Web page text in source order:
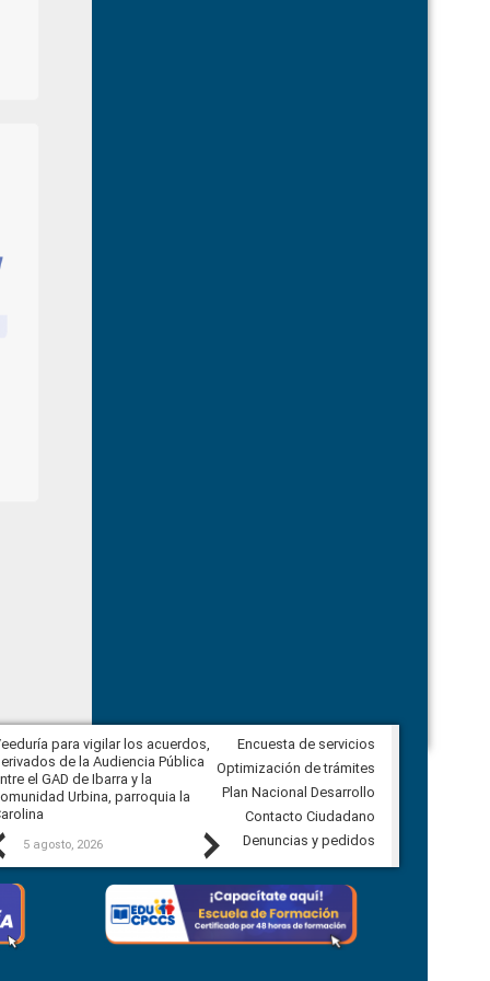
Previous
para vigilar los acuerdos,
de la Audiencia Pública
el GAD de Ibarra y la
Urbina, parroquia la
5 agosto, 2026
CPCCS convoca a Veeduría
Ciudadana para vigilar el concurso
en la Universidad de Cuenca
5 agosto, 2026
Next
Encuesta de servicios
Optimización de trámites
Plan Nacional Desarrollo
Contacto Ciudadano
Denuncias y pedidos